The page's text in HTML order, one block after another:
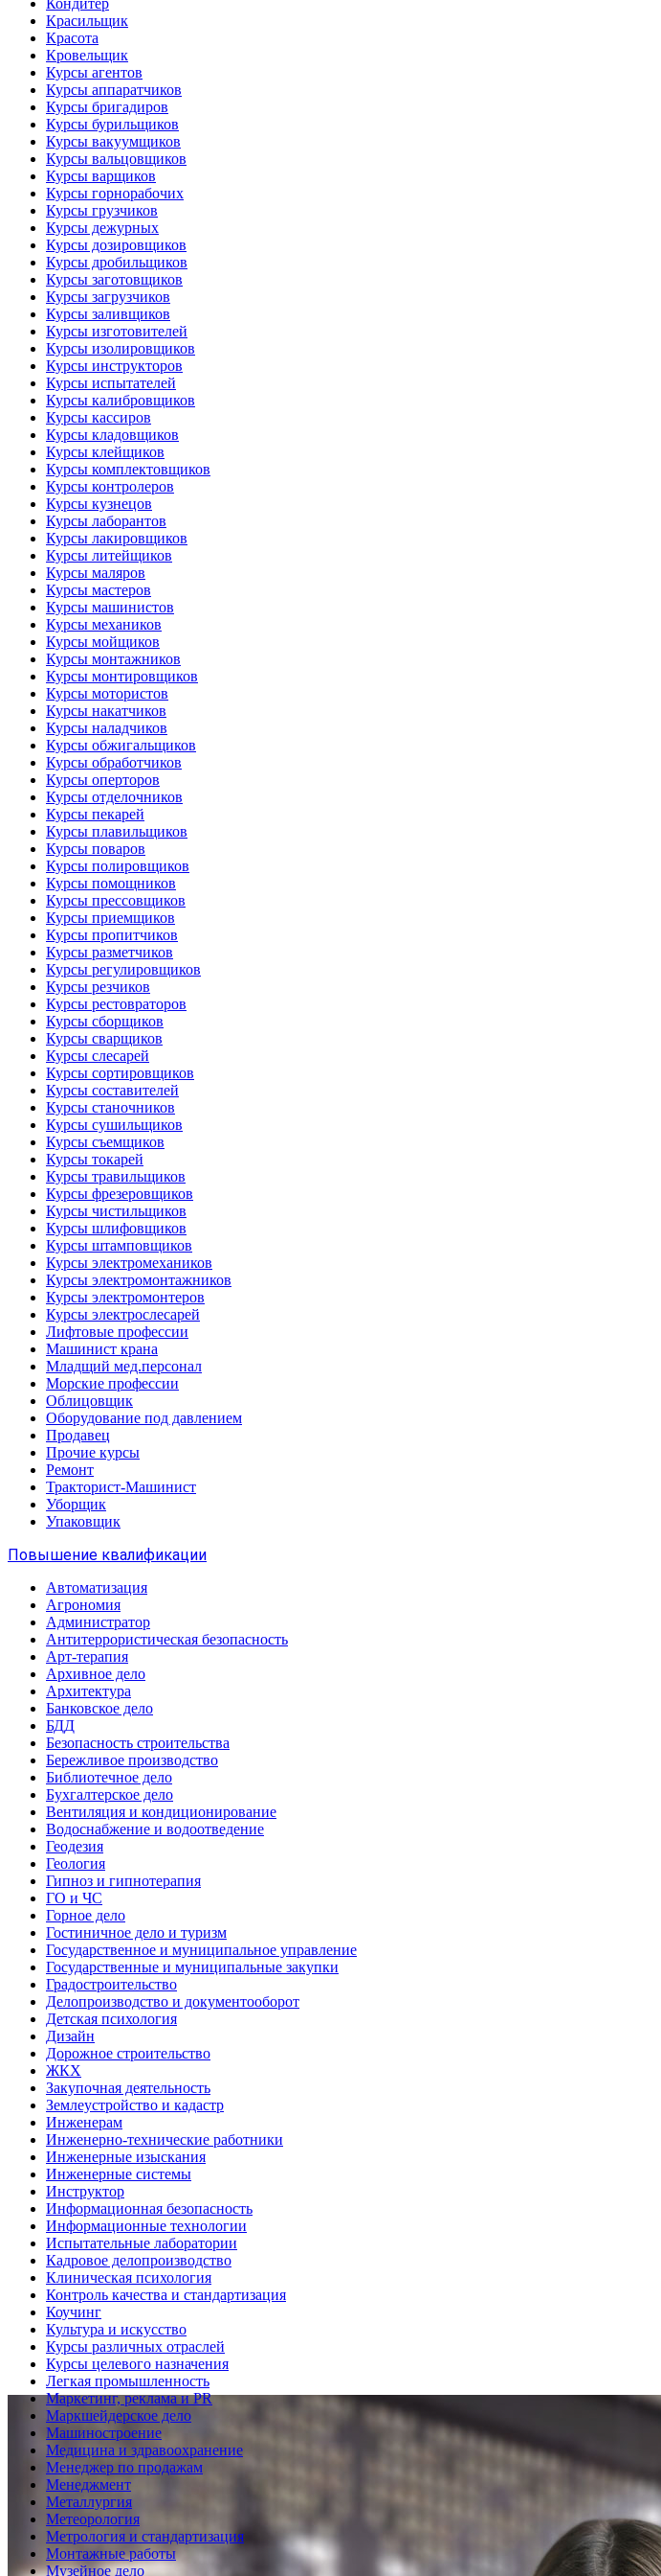
Кондитер
Красильщик
Красота
Кровельщик
Курсы агентов
Курсы аппаратчиков
Курсы бригадиров
Курсы бурильщиков
Курсы вакуумщиков
Курсы вальцовщиков
Курсы варщиков
Курсы горнорабочих
Курсы грузчиков
Курсы дежурных
Курсы дозировщиков
Курсы дробильщиков
Курсы заготовщиков
Курсы загрузчиков
Курсы заливщиков
Курсы изготовителей
Курсы изолировщиков
Курсы инструкторов
Курсы испытателей
Курсы калибровщиков
Курсы кассиров
Курсы кладовщиков
Курсы клейщиков
Курсы комплектовщиков
Курсы контролеров
Курсы кузнецов
Курсы лаборантов
Курсы лакировщиков
Курсы литейщиков
Курсы маляров
Курсы мастеров
Курсы машинистов
Курсы механиков
Курсы мойщиков
Курсы монтажников
Курсы монтировщиков
Курсы мотористов
Курсы накатчиков
Курсы наладчиков
Курсы обжигальщиков
Курсы обработчиков
Курсы оперторов
Курсы отделочников
Курсы пекарей
Курсы плавильщиков
Курсы поваров
Курсы полировщиков
Курсы помощников
Курсы прессовщиков
Курсы приемщиков
Курсы пропитчиков
Курсы разметчиков
Курсы регулировщиков
Курсы резчиков
Курсы рестовраторов
Курсы сборщиков
Курсы сварщиков
Курсы слесарей
Курсы сортировщиков
Курсы составителей
Курсы станочников
Курсы сушильщиков
Курсы съемщиков
Курсы токарей
Курсы травильщиков
Курсы фрезеровщиков
Курсы чистильщиков
Курсы шлифовщиков
Курсы штамповщиков
Курсы электромехаников
Курсы электромонтажников
Курсы электромонтеров
Курсы электрослесарей
Лифтовые профессии
Машинист крана
Младщий мед.персонал
Морские профессии
Облицовщик
Оборудование под давлением
Продавец
Прочие курсы
Ремонт
Тракторист-Машинист
Уборщик
Упаковщик
Повышение квалификации
Автоматизация
Агрономия
Администратор
Антитеррористическая безопасность
Арт-терапия
Архивное дело
Архитектура
Банковское дело
БДД
Безопасность строительства
Бережливое производство
Библиотечное дело
Бухгалтерское дело
Вентиляция и кондиционирование
Водоснабжение и водоотведение
Геодезия
Геология
Гипноз и гипнотерапия
ГО и ЧС
Горное дело
Гостиничное дело и туризм
Государственное и муниципальное управление
Государственные и муниципальные закупки
Градостроительство
Делопроизводство и документооборот
Детская психология
Дизайн
Дорожное строительство
ЖКХ
Закупочная деятельность
Землеустройство и кадастр
Инженерам
Инженерно-технические работники
Инженерные изыскания
Инженерные системы
Инструктор
Информационная безопасность
Информационные технологии
Испытательные лаборатории
Кадровое делопроизводство
Клиническая психология
Контроль качества и стандартизация
Коучинг
Культура и искусство
Курсы различных отраслей
Курсы целевого назначения
Легкая промышленность
Маркетинг, реклама и PR
Маркшейдерское дело
Машиностроение
Медицина и здравоохранение
Менеджер по продажам
Менеджмент
Металлургия
Метеорология
Метрология и стандартизация
Монтажные работы
Музейное дело